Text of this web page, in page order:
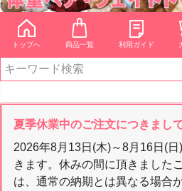
トップへ 商品一覧 利用ガイド
夏季休業中のご注文につきまし
2026年8月13日(木)～8月16日(
きます。休みの間に頂きました
は、通常の納期とは異なる場合